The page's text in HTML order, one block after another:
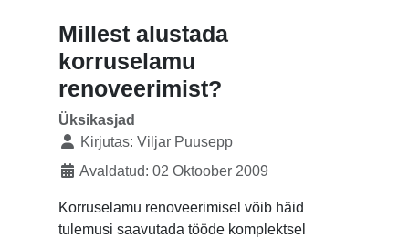
Millest alustada
korruselamu
renoveerimist?
Üksikasjad
Kirjutas: Viljar Puusepp
Avaldatud: 02 Oktoober 2009
Korruselamu renoveerimisel võib häid
tulemusi saavutada tööde komplektsel